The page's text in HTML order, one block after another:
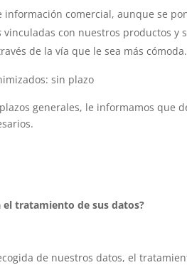
información comercial, aunque se
vinculadas con nuestros productos y
de la vía que le sea más cómoda.
sin plazo
generales, le informamos
el tratamiento de sus datos?
de nuestros datos, el